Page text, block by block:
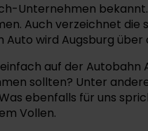
Unternehmen
Auch verzeichnet
wird Augsburg
auf der
sollten? Unter
ebenfalls für uns
Vollen.